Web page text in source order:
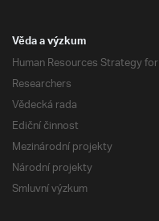
Věda a výzkum
Human Resources Strategy for
Researchers
Vědecká rada
Ediční činnost
Mezinárodní projekty
Národní projekty
Smluvní výzkum